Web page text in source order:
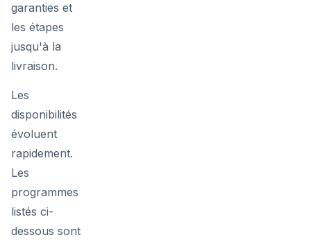
garanties et
les étapes
jusqu'à la
livraison.
Les
disponibilités
évoluent
rapidement.
Les
programmes
listés ci-
dessous sont